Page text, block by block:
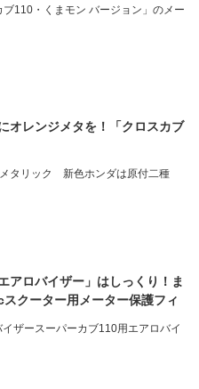
110・くまモン バージョン」のメー
オレンジメタを！「クロスカブ
タリック 新色ホンダは原付二種
アロバイザー」はしっくり！ま
クーター用メーター保護フィ
ザースーパーカブ110用エアロバイ